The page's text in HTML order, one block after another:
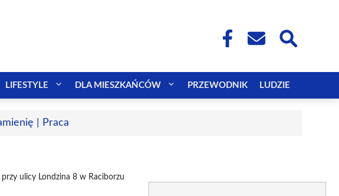
LIFESTYLE DLA MIESZKAŃCÓW PRZEWODNIK LUDZIE
| Praca
przy ulicy Londzina 8 w Raciborzu